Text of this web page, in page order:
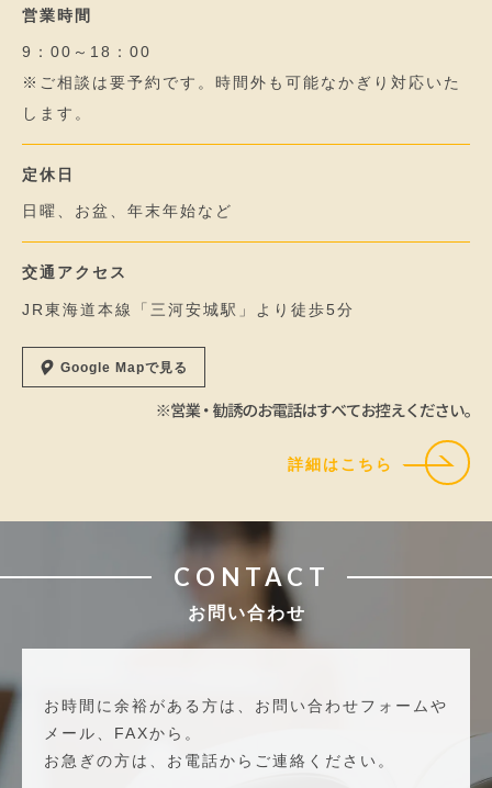
営業時間
9：00～18：00
※ご相談は要予約です。時間外も可能なかぎり対応いた
します。
定休日
日曜、お盆、年末年始など
交通アクセス
JR東海道本線「三河安城駅」より徒歩5分
Google Mapで見る
詳細はこちら
CONTACT
お問い合わせ
お時間に余裕がある方は、お問い合わせフォームや
メール、FAXから。
お急ぎの方は、お電話からご連絡ください。